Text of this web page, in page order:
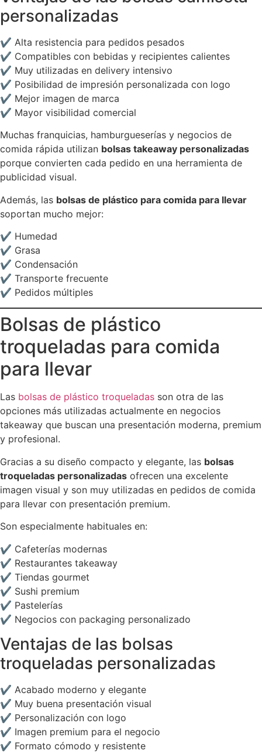
personalizadas
✔ Alta resistencia para pedidos pesados
✔ Compatibles con bebidas y recipientes calientes
✔ Muy utilizadas en delivery intensivo
✔ Posibilidad de impresión personalizada con logo
✔ Mejor imagen de marca
✔ Mayor visibilidad comercial
Muchas franquicias, hamburgueserías y negocios de
comida rápida utilizan bolsas takeaway personalizadas
porque convierten cada pedido en una herramienta de
publicidad visual.
Además, las bolsas de plástico para comida para llevar
soportan mucho mejor:
✔ Humedad
✔ Grasa
✔ Condensación
✔ Transporte frecuente
✔ Pedidos múltiples
Bolsas de plástico
troqueladas para comida
para llevar
Las bolsas de plástico troqueladas son otra de las
opciones más utilizadas actualmente en negocios
takeaway que buscan una presentación moderna, premium
y profesional.
Gracias a su diseño compacto y elegante, las bolsas
troqueladas personalizadas ofrecen una excelente
imagen visual y son muy utilizadas en pedidos de comida
para llevar con presentación premium.
Son especialmente habituales en:
✔ Cafeterías modernas
✔ Restaurantes takeaway
✔ Tiendas gourmet
✔ Sushi premium
✔ Pastelerías
✔ Negocios con packaging personalizado
Ventajas de las bolsas
troqueladas personalizadas
✔ Acabado moderno y elegante
✔ Muy buena presentación visual
✔ Personalización con logo
✔ Imagen premium para el negocio
✔ Formato cómodo y resistente